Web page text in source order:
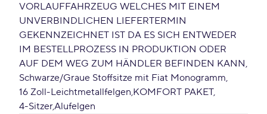
VORLAUFFAHRZEUG WELCHES MIT EINEM
UNVERBINDLICHEN LIEFERTERMIN
GEKENNZEICHNET IST DA ES SICH ENTWEDER
IM BESTELLPROZESS IN PRODUKTION ODER
AUF DEM WEG ZUM HÄNDLER BEFINDEN KANN
Schwarze/Graue Stoffsitze mit Fiat Monogramm
16 Zoll-Leichtmetallfelgen KOMFORT PAKET
4-SitzerAlufelgen